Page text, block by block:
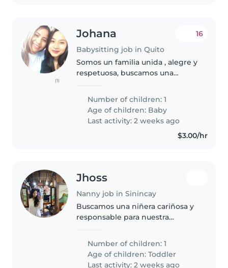
(1)
Johana
Babysitting job in Quito
16
Somos un familia unida , alegre y
respetuosa, buscamos una
para cuidar a nuestro bebé .
Necesitamos alguien que se
sienta cómodo con mascotas,
cocina..
Number of children: 1
Age of children: Baby
Last activity: 2 weeks ago
$3.00/hr
Jhoss
Nanny job in Sinincay
Buscamos una niñera cariñosa y
responsable para nuestra
que se anime a cocinar, hacer
labores ligeras y ayudar con los..
Number of children: 1
Age of children:Toddler
Last activity: 2 weeks ago